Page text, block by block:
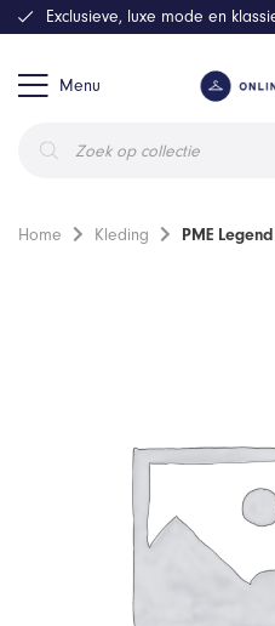
Menu
zoeken
Exclusieve, luxe mode en
Home Kleding PME